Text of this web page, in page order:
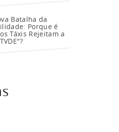
Batalha da
Porque é
Táxis Rejeitam a